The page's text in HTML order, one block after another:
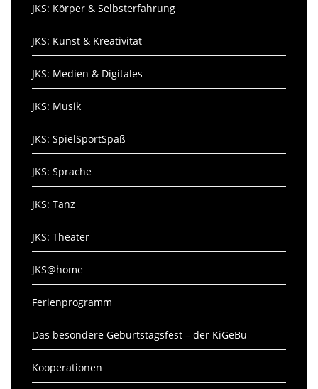
JKS: Körper & Selbsterfahrung
JKS: Kunst & Kreativität
JKS: Medien & Digitales
JKS: Musik
JKS: SpielSportSpaß
JKS: Sprache
JKS: Tanz
JKS: Theater
JKS@home
Ferienprogramm
Das besondere Geburtstagsfest – der KiGeBu
Kooperationen